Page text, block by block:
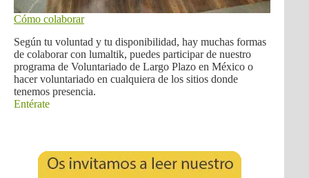
Cómo colaborar
Según tu voluntad y tu disponibilidad, hay muchas formas
de colaborar con lumaltik, puedes participar de nuestro
programa de Voluntariado de Largo Plazo en México o
hacer voluntariado en cualquiera de los sitios donde
tenemos presencia.
Entérate